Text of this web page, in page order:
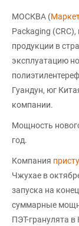
МОСКВА (
Packaging
продукции в
эксплуатацию
Гуандун, юг
компании.
Мощность
год.
Компания
Чжухае в
запуска на
суммарные
ПЭТ-гранулята в